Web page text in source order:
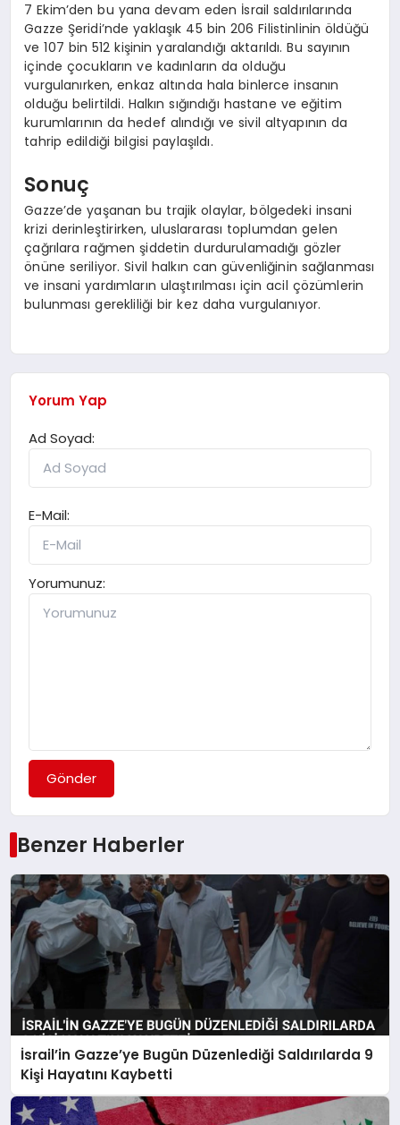
7 Ekim’den bu yana devam eden İsrail saldırılarında
Gazze Şeridi’nde yaklaşık 45 bin 206 Filistinlinin öldüğü
ve 107 bin 512 kişinin yaralandığı aktarıldı. Bu sayının
içinde çocukların ve kadınların da olduğu
vurgulanırken, enkaz altında hala binlerce insanın
olduğu belirtildi. Halkın sığındığı hastane ve eğitim
kurumlarının da hedef alındığı ve sivil altyapının da
tahrip edildiği bilgisi paylaşıldı.
Sonuç
Gazze’de yaşanan bu trajik olaylar, bölgedeki insani
krizi derinleştirirken, uluslararası toplumdan gelen
çağrılara rağmen şiddetin durdurulamadığı gözler
önüne seriliyor. Sivil halkın can güvenliğinin sağlanması
ve insani yardımların ulaştırılması için acil çözümlerin
bulunması gerekliliği bir kez daha vurgulanıyor.
Yorum Yap
Ad Soyad:
E-Mail:
Yorumunuz:
Gönder
Benzer Haberler
İsrail’in Gazze’ye Bugün Düzenlediği Saldırılarda 9
Kişi Hayatını Kaybetti